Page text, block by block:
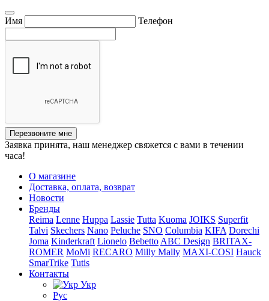
Имя Телефон
Перезвоните мне
Заявка принята, наш менеджер свяжется с вами в течении
часа!
О магазине
Доставка, оплата, возврат
Новости
Бренды
Reima Lenne Huppa Lassie Tutta Kuoma JOIKS Superfit
Talvi Skechers Nano Peluche SNO Columbia KIFA Dorechi
Joma Kinderkraft Lionelo Bebetto ABC Design BRITAX-
ROMER MoMi RECARO Milly Mally MAXI-COSI Hauck
SmarTrike Tutis
Контакты
Укр
Рус